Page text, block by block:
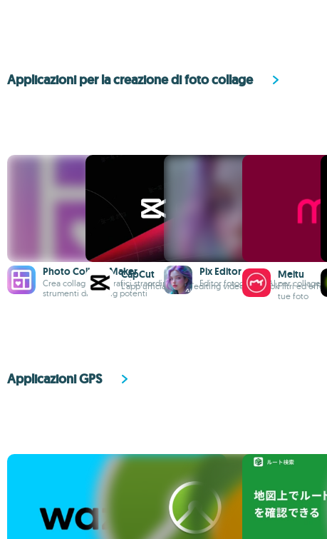
Applicazioni per la creazione di foto collage
Photo Collage Maker
Crea collage fotografici straordinari con
strumenti di editing potenti
CapCut
L'app ufficiale per l'editing video di TikTok
Pix Editor
Editor fotografico AI per collage,
Meitu
Filtri ed
tue foto
Applicazioni GPS